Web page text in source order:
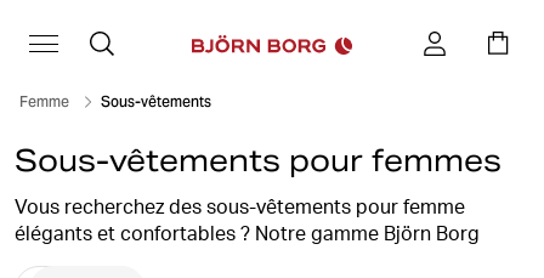
Femme Sous-vêtements
Sous-vêtements pour femmes
Vous recherchez des sous-vêtements pour femme
élégants et confortables ? Notre gamme Björn Borg
réunie toute une variété de